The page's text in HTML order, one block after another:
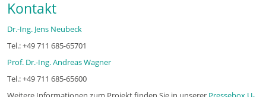
Kontakt
Dr.-Ing. Jens Neubeck
Tel.: +49 711 685-65701
Prof. Dr.-Ing. Andreas Wagner
Tel.: +49 711 685-65600